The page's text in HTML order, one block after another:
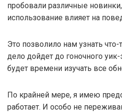
пробовали различные
использование влияет на
Это позволило нам узнать
дело дойдет до гоночного
будет времени изучать все
По крайней мере, я имею
работает. И особо не